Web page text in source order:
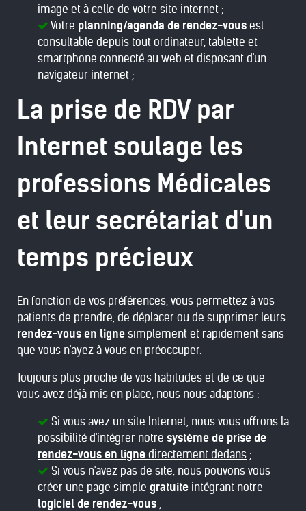
image et à celle de votre site internet ;
Votre planning/agenda de rendez-vous est
consultable depuis tout ordinateur, tablette et
smartphone connecté au web et disposant d'un
navigateur internet ;
La prise de RDV par
Internet soulage les
professions Médicales
et leur secrétariat d'un
temps précieux
En fonction de vos préférences, vous permettez à vos
patients de prendre, de déplacer ou de supprimer leurs
rendez-vous en ligne simplement et rapidement sans
que vous n'ayez à vous en préoccuper.
Toujours plus proche de vos habitudes et de ce que
vous avez déjà mis en place, nous nous adaptons :
Si vous avez un site Internet, nous vous offrons la
possibilité d'intégrer notre système de prise de
rendez-vous en ligne directement dedans ;
Si vous n'avez pas de site, nous pouvons vous
créer une page simple gratuite intégrant notre
logiciel de rendez-vous ;